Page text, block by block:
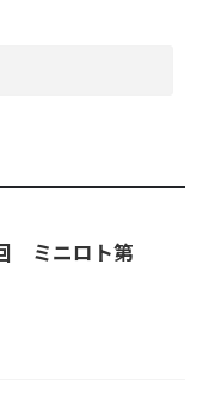
ミニロト第